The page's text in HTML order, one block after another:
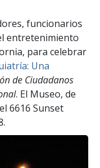
funcionarios
entretenimiento
para celebrar
Una
de Ciudadanos
. El Museo, de
6616 Sunset